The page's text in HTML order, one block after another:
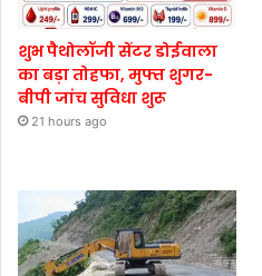
शुभ पैथोलॉजी सेंटर डोईवाला
का बड़ा तोहफा, मुफ्त शुगर-
बीपी जांच सुविधा शुरू
21 hours ago